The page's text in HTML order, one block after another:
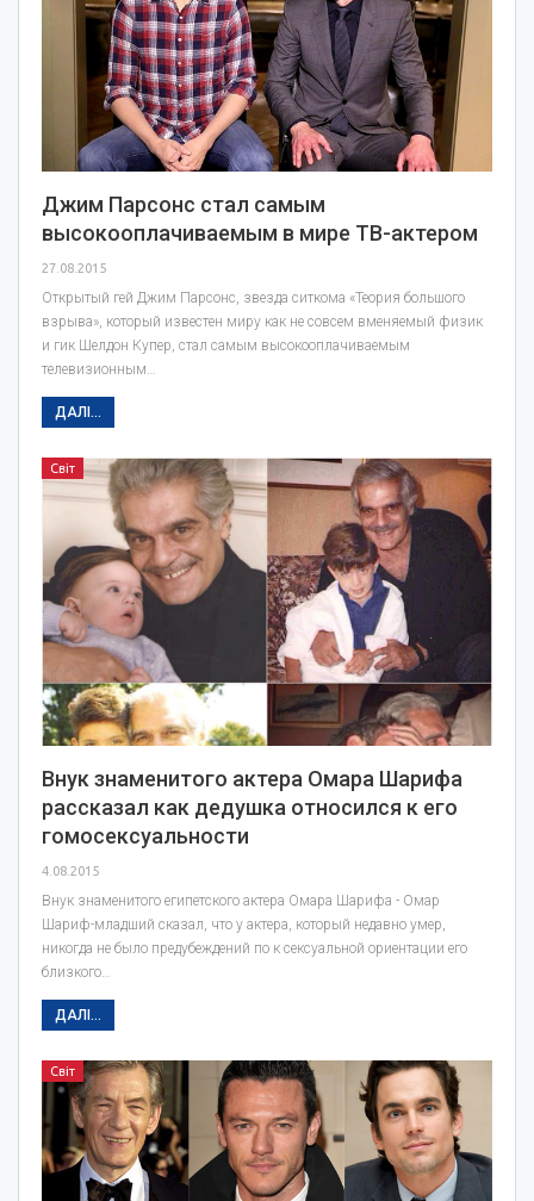
Джим Парсонс стал самым
высокооплачиваемым в мире ТВ-актером
27.08.2015
Открытый гей Джим Парсонс, звезда ситкома «Теория большого
взрыва», который известен миру как не совсем вменяемый физик
и гик Шелдон Купер, стал самым высокооплачиваемым
телевизионным…
ДАЛІ...
Світ
Внук знаменитого актера Омара Шарифа
рассказал как дедушка относился к его
гомосексуальности
4.08.2015
Внук знаменитого египетского актера Омара Шарифа - Омар
Шариф-младший сказал, что у актера, который недавно умер,
никогда не было предубеждений по к сексуальной ориентации его
близкого…
ДАЛІ...
Світ